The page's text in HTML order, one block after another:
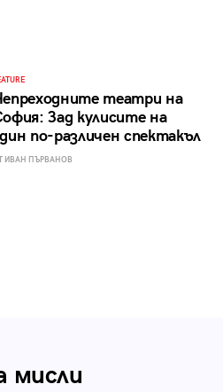
театри на
Зад кулисите на
по-различен спектакъл
ИВАН ПЪРВАНОВ
мисли